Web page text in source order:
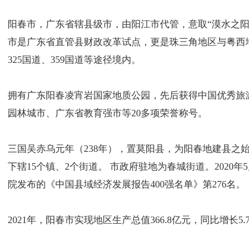
阳春市，广东省辖县级市，由阳江市代管，意取“漠水之
市是广东省直管县财政改革试点，更是珠三角地区与粤
325国道、359国道等途径境内。
拥有广东阳春凌宵岩国家地质公园，先后获得中国优秀
园林城市、广东省教育强市等20多项荣誉称号。
三国吴赤乌元年（238年），置莫阳县，为阳春地建县之
下辖15个镇、2个街道。 市政府驻地为春城街道。2020
院发布的《中国县域经济发展报告400强名单》第276名。
2021年，阳春市实现地区生产总值366.8亿元，同比增长